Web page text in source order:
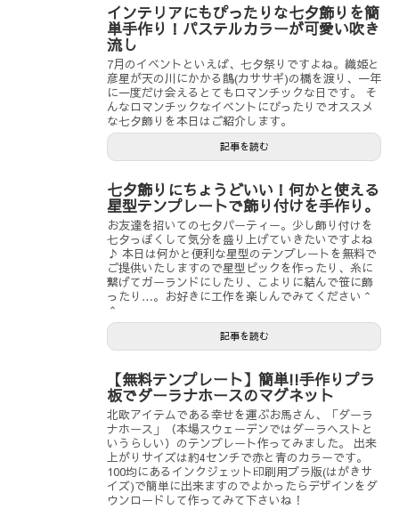
インテリアにもぴったりな七夕飾りを簡
単手作り！パステルカラーが可愛い吹き
流し
7月のイベントといえば、七夕祭りですよね。織姫と
彦星が天の川にかかる鵲(カササギ)の橋を渡り、一年
に一度だけ会えるとてもロマンチックな日です。 そ
んなロマンチックなイベントにぴったりでオススメ
な七夕飾りを本日はご紹介します。
記事を読む
七夕飾りにちょうどいい！何かと使える
星型テンプレートで飾り付けを手作り。
お友達を招いての七夕パーティー。少し飾り付けを
七夕っぽくして気分を盛り上げていきたいですよね
♪ 本日は何かと便利な星型のテンプレートを無料で
ご提供いたしますので星型ピックを作ったり、糸に
繋げてガーランドにしたり、こよりに結んで笹に飾
ったり…。お好きに工作を楽しんでみてください＾
＾
記事を読む
【無料テンプレート】簡単!!手作りプラ
板でダーラナホースのマグネット
北欧アイテムである幸せを運ぶお馬さん、「ダーラ
ナホース」（本場スウェーデンではダーラヘストと
いうらしい）のテンプレート作ってみました。 出来
上がりサイズは約4センチで赤と青のカラーです。
100均にあるインクジェット印刷用プラ版(はがきサ
イズ)で簡単に出来ますのでよかったらデザインをダ
ウンロードして作ってみて下さいね！